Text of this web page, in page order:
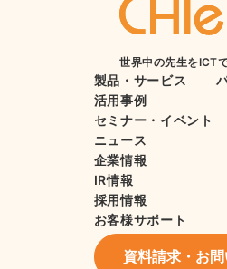
世界中の先生をICT
製品・サービス
活用事例
セミナー・イベント
ニュース
企業情報
IR情報
採用情報
お客様サポート
資料請求・お